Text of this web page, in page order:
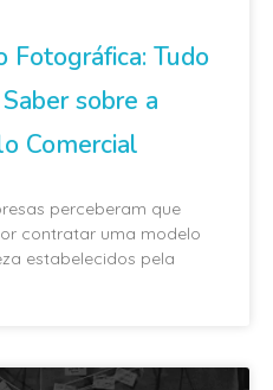
Fotográfica: Tudo
sobre a
Comercial
perceberam que
contratar uma modelo
estabelecidos pela